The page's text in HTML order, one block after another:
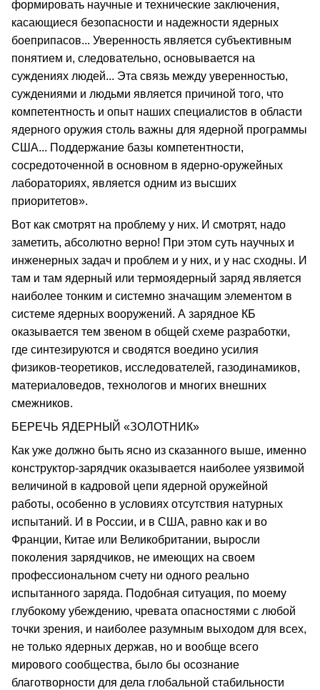
формировать научные и технические заключения,
касающиеся безопасности и надежности ядерных
боеприпасов... Уверенность является субъективным
понятием и, следовательно, основывается на
суждениях людей... Эта связь между уверенностью,
суждениями и людьми является причиной того, что
компетентность и опыт наших специалистов в области
ядерного оружия столь важны для ядерной программы
США... Поддержание базы компетентности,
сосредоточенной в основном в ядерно-оружейных
лабораториях, является одним из высших
приоритетов».
Вот как смотрят на проблему у них. И смотрят, надо
заметить, абсолютно верно! При этом суть научных и
инженерных задач и проблем и у них, и у нас сходны. И
там и там ядерный или термоядерный заряд является
наиболее тонким и системно значащим элементом в
системе ядерных вооружений. А зарядное КБ
оказывается тем звеном в общей схеме разработки,
где синтезируются и сводятся воедино усилия
физиков-теоретиков, исследователей, газодинамиков,
материаловедов, технологов и многих внешних
смежников.
БЕРЕЧЬ ЯДЕРНЫЙ «ЗОЛОТНИК»
Как уже должно быть ясно из сказанного выше, именно
конструктор-зарядчик оказывается наиболее уязвимой
величиной в кадровой цепи ядерной оружейной
работы, особенно в условиях отсутствия натурных
испытаний. И в России, и в США, равно как и во
Франции, Китае или Великобритании, выросли
поколения зарядчиков, не имеющих на своем
профессиональном счету ни одного реально
испытанного заряда. Подобная ситуация, по моему
глубокому убеждению, чревата опасностями с любой
точки зрения, и наиболее разумным выходом для всех,
не только ядерных держав, но и вообще всего
мирового сообщества, было бы осознание
благотворности для дела глобальной стабильности